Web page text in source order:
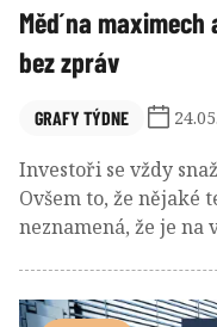
Měď na
bez zpráv
GRAFY TÝDNE
Investoři se vždy
Ovšem to, že nějaké
neznamená, že je na
vše není tak jasné,